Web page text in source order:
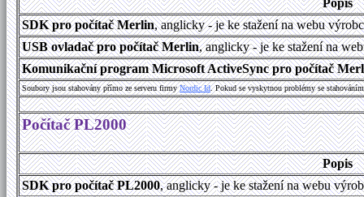
Popis
SDK pro počítač Merlin, anglicky - je ke stažení na webu
USB ovladač pro počítač Merlin, anglicky - je ke stažení na
Komunikační program Microsoft ActiveSync pro počítač
Soubory jsou stahovány přímo ze serveru firmyNordic Id. Pokud se vyskytnou problémy se
Počítač PL2000
Popis
SDK pro počítač PL2000, anglicky - je ke stažení na webu